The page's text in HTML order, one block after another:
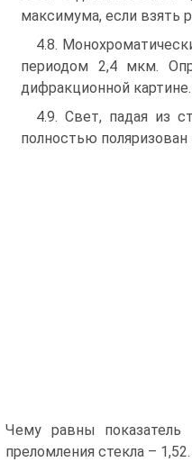
максимума, если взять
4.8.
периодом 2,4 мкм.
дифракционной картине.
4.9. Свет, падая из
полностью поляризован
Чему равны показатель
преломления стекла – 1,52.